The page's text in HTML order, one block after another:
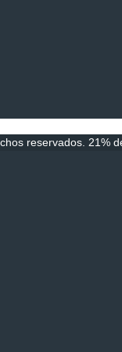
reservados. 21%